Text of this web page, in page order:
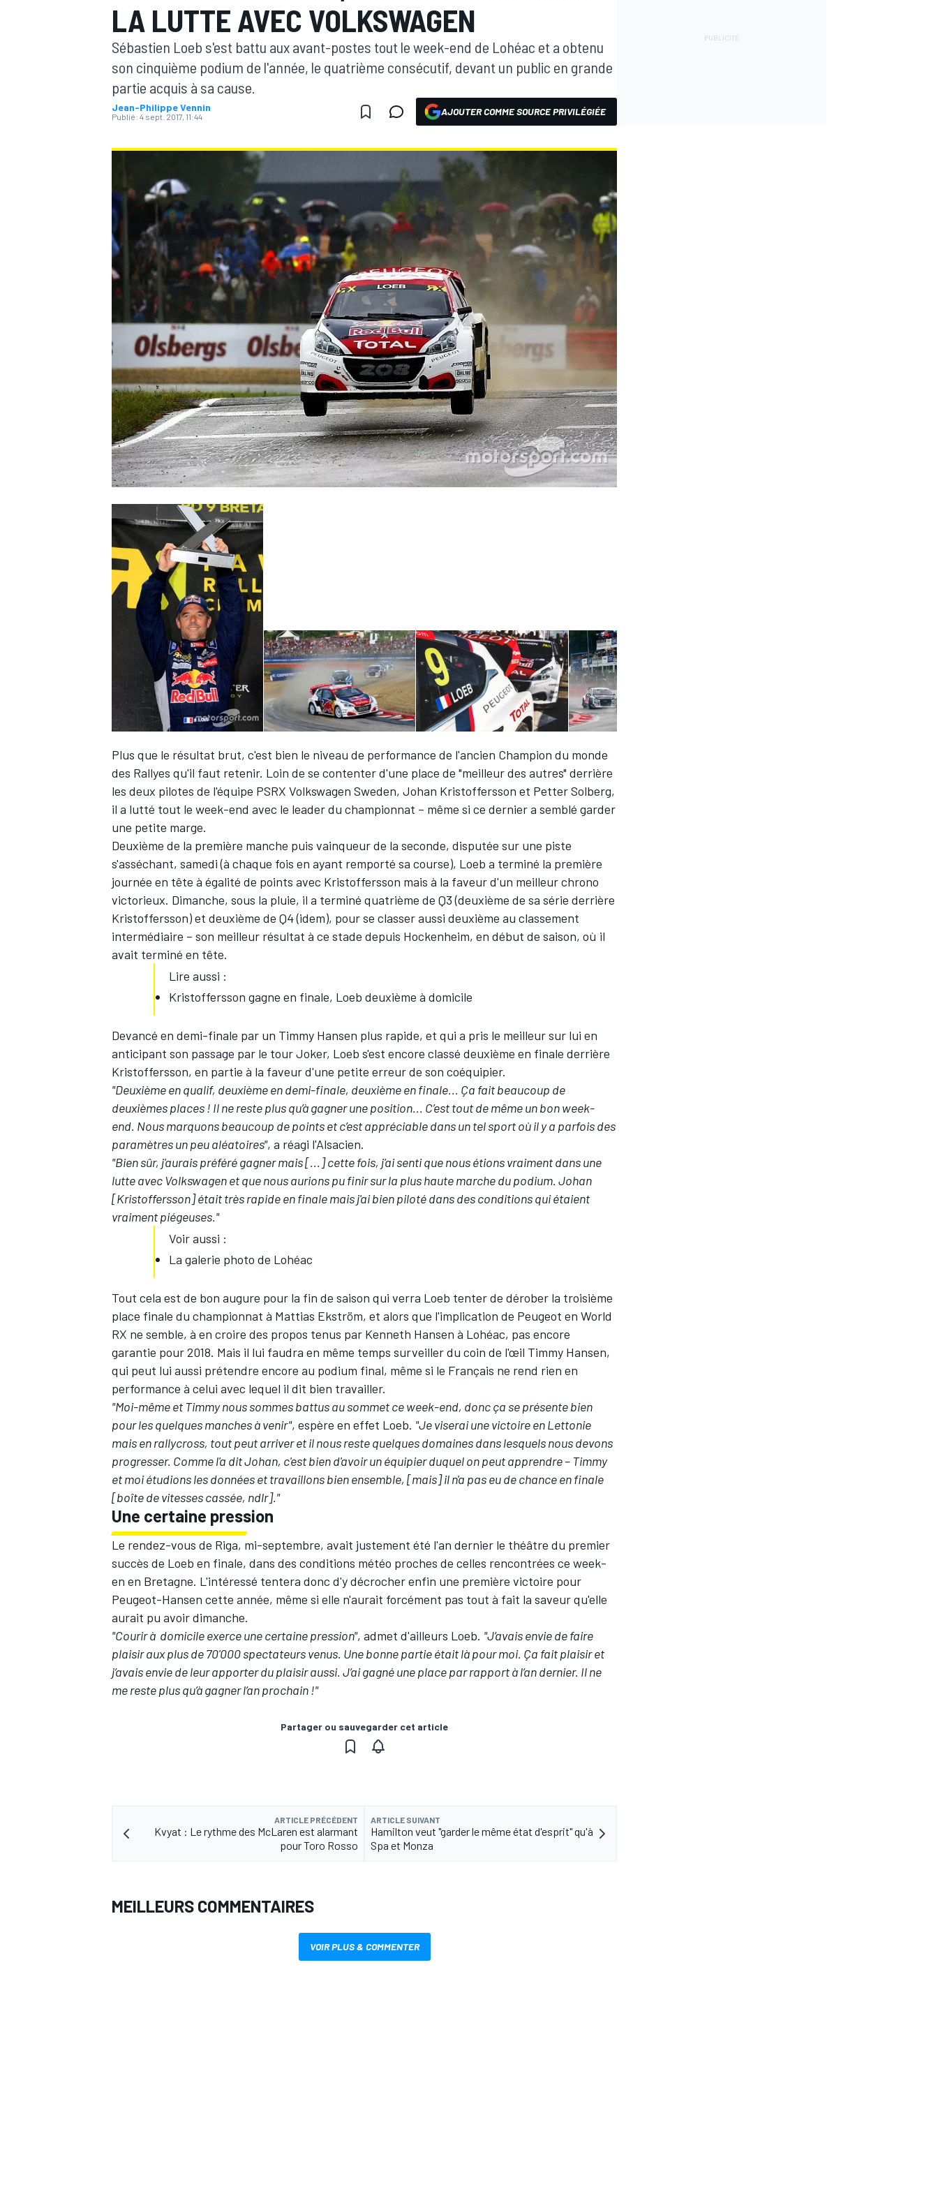
MOTOGP
WRC
WEC
AUTRES CHAMPIONNATS
LA LUTTE AVEC VOLKSWAGEN
Sébastien Loeb s'est battu aux avant-postes tout le week-end de Lohéac et a obtenu
son cinquième podium de l'année, le quatrième consécutif, devant un public en grande
partie acquis à sa cause.
Jean-Philippe Vennin
Publié: 4 sept. 2017, 11:44 AJOUTER COMME SOURCE PRIVILÉGIÉE
Plus que le résultat brut, c'est bien le niveau de performance de l'ancien Champion du monde
des Rallyes qu'il faut retenir. Loin de se contenter d'une place de "meilleur des autres" derrière
les deux pilotes de l'équipe PSRX Volkswagen Sweden, Johan Kristoffersson et Petter Solberg,
il a lutté tout le week-end avec le leader du championnat – même si ce dernier a semblé garder
une petite marge.
Deuxième de la première manche puis vainqueur de la seconde, disputée sur une piste
s'asséchant, samedi (à chaque fois en ayant remporté sa course), Loeb a terminé la première
journée en tête à égalité de points avec Kristoffersson mais à la faveur d'un meilleur chrono
victorieux. Dimanche, sous la pluie, il a terminé quatrième de Q3 (deuxième de sa série derrière
Kristoffersson) et deuxième de Q4 (idem), pour se classer aussi deuxième au classement
intermédiaire – son meilleur résultat à ce stade depuis Hockenheim, en début de saison, où il
avait terminé en tête.
Lire aussi :
Kristoffersson gagne en finale, Loeb deuxième à domicile
Devancé en demi-finale par un Timmy Hansen plus rapide, et qui a pris le meilleur sur lui en
anticipant son passage par le tour Joker, Loeb s'est encore classé deuxième en finale derrière
Kristoffersson, en partie à la faveur d'une petite erreur de son coéquipier.
"Deuxième en qualif, deuxième en demi-finale, deuxième en finale... Ça fait beaucoup de
deuxièmes places ! Il ne reste plus qu’à gagner une position... C’est tout de même un bon week-
end. Nous marquons beaucoup de points et c’est appréciable dans un tel sport où il y a parfois des
paramètres un peu aléatoires", a réagi l'Alsacien.
"Bien sûr, j'aurais préféré gagner mais [...] cette fois, j'ai senti que nous étions vraiment dans une
lutte avec Volkswagen et que nous aurions pu finir sur la plus haute marche du podium. Johan
[Kristoffersson] était très rapide en finale mais j'ai bien piloté dans des conditions qui étaient
vraiment piégeuses."
Voir aussi :
La galerie photo de Lohéac
Tout cela est de bon augure pour la fin de saison qui verra Loeb tenter de dérober la troisième
place finale du championnat à Mattias Ekström, et alors que l'implication de Peugeot en World
RX ne semble, à en croire des propos tenus par Kenneth Hansen à Lohéac, pas encore
garantie pour 2018. Mais il lui faudra en même temps surveiller du coin de l'œil Timmy Hansen,
qui peut lui aussi prétendre encore au podium final, même si le Français ne rend rien en
performance à celui avec lequel il dit bien travailler.
"Moi-même et Timmy nous sommes battus au sommet ce week-end, donc ça se présente bien
pour les quelques manches à venir", espère en effet Loeb. "Je viserai une victoire en Lettonie
mais en rallycross, tout peut arriver et il nous reste quelques domaines dans lesquels nous devons
progresser. Comme l'a dit Johan, c'est bien d'avoir un équipier duquel on peut apprendre – Timmy
et moi étudions les données et travaillons bien ensemble, [mais] il n'a pas eu de chance en finale
[boîte de vitesses cassée, ndlr]."
Une certaine pression
Le rendez-vous de Riga, mi-septembre, avait justement été l'an dernier le théâtre du premier
succès de Loeb en finale, dans des conditions météo proches de celles rencontrées ce week-
en en Bretagne. L'intéressé tentera donc d'y décrocher enfin une première victoire pour
Peugeot-Hansen cette année, même si elle n'aurait forcément pas tout à fait la saveur qu'elle
aurait pu avoir dimanche.
"Courir à domicile exerce une certaine pression", admet d'ailleurs Loeb. "J’avais envie de faire
plaisir aux plus de 70'000 spectateurs venus. Une bonne partie était là pour moi. Ça fait plaisir et
j’avais envie de leur apporter du plaisir aussi. J’ai gagné une place par rapport à l’an dernier. Il ne
me reste plus qu’à gagner l’an prochain !"
Partager ou sauvegarder cet article
ARTICLE PRÉCÉDENT
Kvyat : Le rythme des McLaren est alarmant
pour Toro Rosso
ARTICLE SUIVANT
Hamilton veut "garder le même état d'esprit" qu'à
Spa et Monza
MEILLEURS COMMENTAIRES
VOIR PLUS & COMMENTER